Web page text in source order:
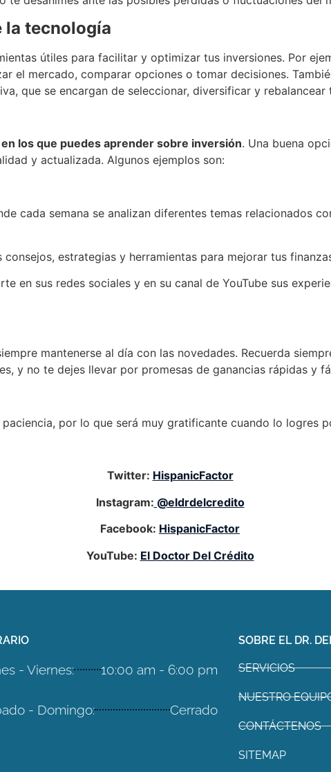
la tecnología
útiles para facilitar y optimizar tus inversiones. Por
el mercado, comparar opciones o tomar decisiones.
que se encargan de seleccionar, diversificar y
los que puedes aprender sobre inversión. Una buena
y actualizada. Algunos ejemplos son:
cada semana se analizan diferentes temas relacionados
consejos, estrategias y herramientas para mejorar tus
en sus redes sociales y en su canal de YouTube sus
mantenerse al día con las novedades. Recuerda
y no te dejes llevar por promesas de ganancias rápidas y
por lo que será muy gratificante cuando lo logres
Twitter: HispanicFactor
Instagram: @eldrdelcredito
Facebook: HispanicFactor
YouTube: El Doctor Del Crédito
- Viernes: 10:00 am - 6:00 pm
- Domingo: Cerrado
SOBRE EL DR.
SERVICIOS
NUESTRO
CONTÁCTENOS
SITEMAP